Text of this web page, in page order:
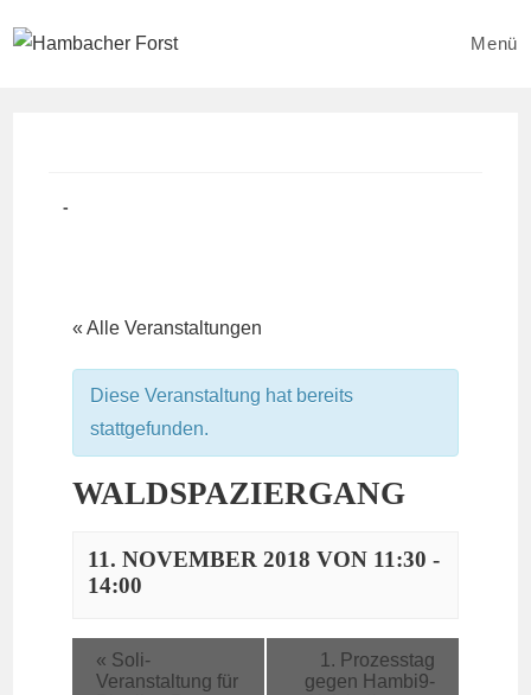
Inhalt
Menü
« Alle Veranstaltungen
Diese Veranstaltung hat bereits
stattgefunden.
WALDSPAZIERGANG
11. NOVEMBER 2018 VON 11:30 -
14:00
« Soli-
Veranstaltung für
1. Prozesstag
gegen Hambi9-